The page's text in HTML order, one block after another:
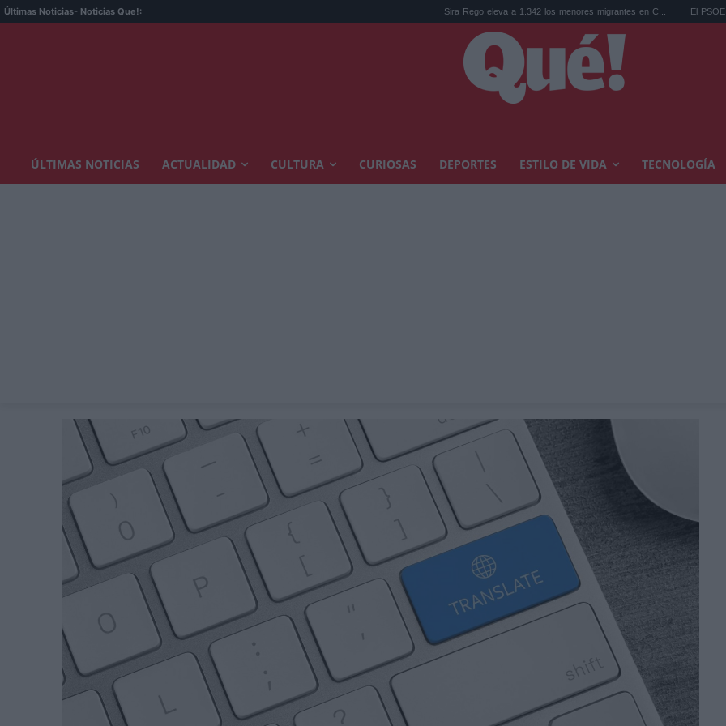
Últimas Noticias- Noticias Que!: Sira Rego eleva a 1.342 los menores migrantes en C... El PSOE denuncia
ÚLTIMAS NOTICIAS ACTUALIDAD CULTURA CURIOSAS DEPORTES ESTILO DE VIDA TECNOLOGÍA